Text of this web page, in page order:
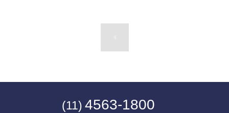
(11) 4563-1800